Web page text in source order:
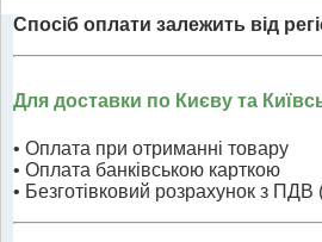
Спосіб оплати залежить від
Для доставки по Києву та
• Оплата при отриманні товару
• Оплата банківською карткою
• Безготівковий розрахунок з